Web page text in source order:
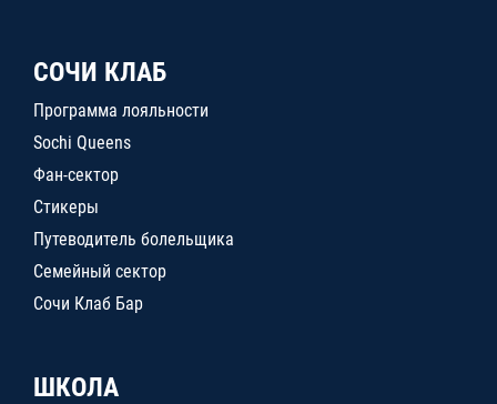
СОЧИ КЛАБ
Программа лояльности
Sochi Queens
Фан-сектор
Стикеры
Путеводитель болельщика
Семейный сектор
Сочи Клаб Бар
ШКОЛА